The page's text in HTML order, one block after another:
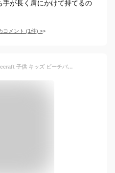
手が長く肩にかけて持てるの
コメント (1件) >
マイクラ プールバッグ Minecraft 子供 キッズ ビーチバッグ マチ付き ビニール トート キャラクター [バッグ]